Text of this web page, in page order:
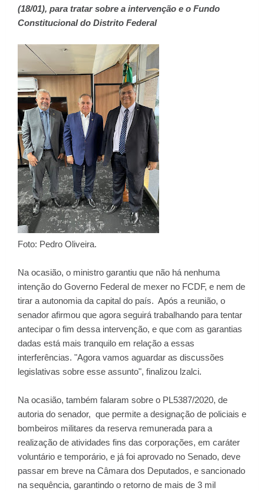
(18/01), para tratar sobre a intervenção e o Fundo
Constitucional do Distrito Federal
Foto: Pedro Oliveira.
Na ocasião, o ministro garantiu que não há nenhuma
intenção do Governo Federal de mexer no FCDF, e nem de
tirar a autonomia da capital do país. Após a reunião, o
senador afirmou que agora seguirá trabalhando para tentar
antecipar o fim dessa intervenção, e que com as garantias
dadas está mais tranquilo em relação a essas
interferências. "Agora vamos aguardar as discussões
legislativas sobre esse assunto", finalizou lzalci.
Na ocasião, também falaram sobre o PL5387/2020, de
autoria do senador, que permite a designação de policiais e
bombeiros militares da reserva remunerada para a
realização de atividades fins das corporações, em caráter
voluntário e temporário, e já foi aprovado no Senado, deve
passar em breve na Câmara dos Deputados, e sancionado
na sequência, garantindo o retorno de mais de 3 mil